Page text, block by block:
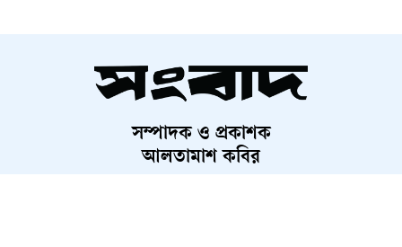
মারা গেছেন
আওয়ামী লীগ না করেও ‘নেতা’,
সম্পাদক ও প্রকাশক
আলতামাশ কবির